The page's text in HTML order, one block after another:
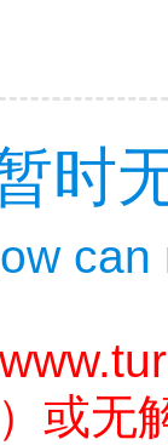
时
或无